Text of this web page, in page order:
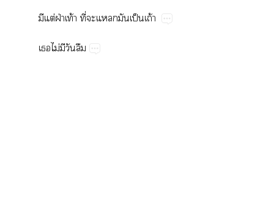
​ต่​ฝ่​ท้​ี่​​​​ป็​ถ้
​ไม่​​​